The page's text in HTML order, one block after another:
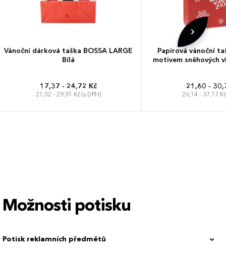
Vánoční dárková taška BOSSA LARGE
Bílá
17,37 - 24,72 Kč
21,02 - 29,91 Kč (s DPH)
Papírová vánoční
motivem sněhových
21,60 -
26,14 - 37,17 Kč
Možnosti potisku
Potisk reklamních předmětů